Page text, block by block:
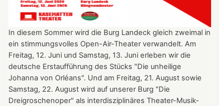
In diesem Sommer wird die Burg Landeck gleich zweimal in
ein stimmungsvolles Open-Air-Theater verwandelt. Am
Freitag, 12. Juni und Samstag, 13. Juni erleben wir die
deutsche Erstaufführung des Stücks "Die unheilige
Johanna von Orléans". Und am Freitag, 21. August sowie
Samstag, 22. August wird auf unserer Burg "Die
Dreigroschenoper" als interdisziplinäres Theater-Musik-